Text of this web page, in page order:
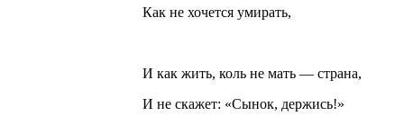
Как не хочется умирать,
И как жить, коль не мать — страна,
И не скажет: «Сынок, держись!»